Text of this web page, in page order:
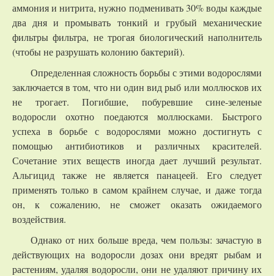
аммония и нитрита, нужно подменивать 30% воды каждые
два дня и промывать тонкий и грубый механические
фильтры фильтра, не трогая биологический наполнитель
(чтобы не разрушать колонию бактерий).
Определенная сложность борьбы с этими водорослями
заключается в том, что ни один вид рыб или моллюсков их
не трогает. Погибшие, побуревшие сине-зеленые
водоросли охотно поедаются моллюсками. Быстрого
успеха в борьбе с водорослями можно достигнуть с
помощью антибиотиков и различных красителей.
Сочетание этих веществ иногда дает лучший результат.
Альгицид также не является панацеей. Его следует
применять только в самом крайнем случае, и даже тогда
он, к сожалению, не сможет оказать ожидаемого
воздействия.
Однако от них больше вреда, чем пользы: зачастую в
действующих на водоросли дозах они вредят рыбам и
растениям, удаляя водоросли, они не удаляют причину их